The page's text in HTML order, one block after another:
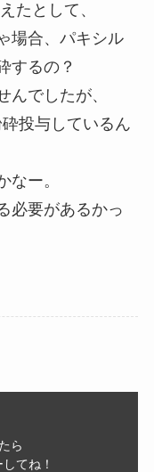
たとして、
場合、パキシル
するの？
んでしたが、
投与しているん
なー。
必要があるかっ
ら
てね！